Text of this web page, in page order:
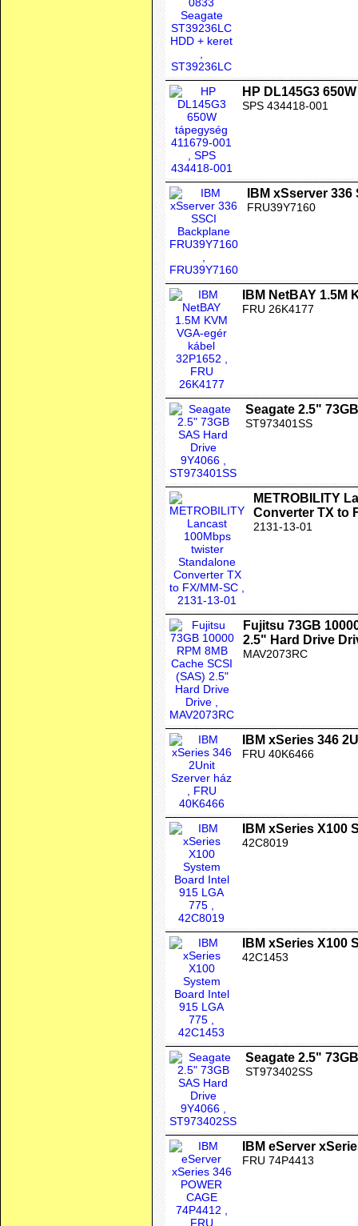
HP DL145G3
SPS 434418-001
IBM xSserver
FRU39Y7160
IBM NetBAY 1.5M
FRU 26K4177
Seagate 2.5"
ST973401SS
METROBILITY
Converter TX to
2131-13-01
Fujitsu 73GB
2.5" Hard Drive
MAV2073RC
IBM xSeries 346
FRU 40K6466
IBM xSeries X100
42C8019
IBM xSeries X100
42C1453
Seagate 2.5"
ST973402SS
IBM eServer
FRU 74P4413